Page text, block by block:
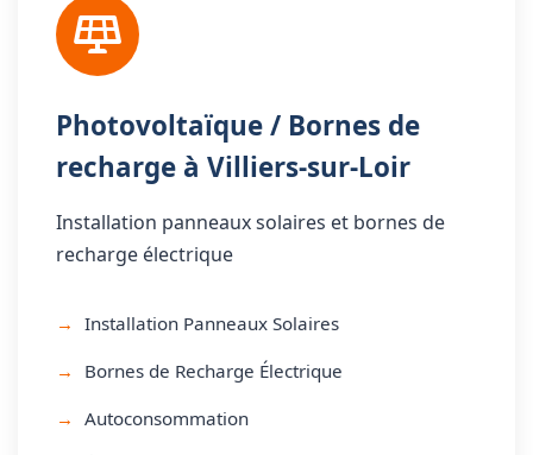
Photovoltaïque / Bornes de
recharge à Villiers-sur-Loir
Installation panneaux solaires et bornes de
recharge électrique
Installation Panneaux Solaires
Bornes de Recharge Électrique
Autoconsommation